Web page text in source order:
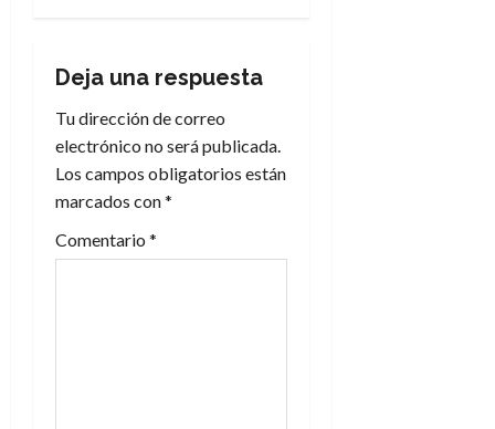
a
c
i
ó
n
Deja una respuesta
Tu dirección de correo
electrónico no será publicada.
Los campos obligatorios están
marcados con*
Comentario *